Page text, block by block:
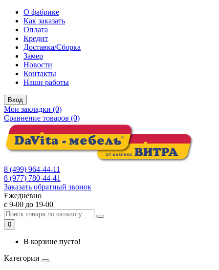
О фабрике
Как заказать
Оплата
Кредит
Доставка/Сборка
Замер
Новости
Контакты
Наши работы
Вход
Мои закладки (0)
Сравнение товаров (0)
8 (499) 964-44-11
8 (977) 780-44-41
Заказать обратный звонок
Ежедневно
с 9-00 до 19-00
0
В корзине пусто!
Категории